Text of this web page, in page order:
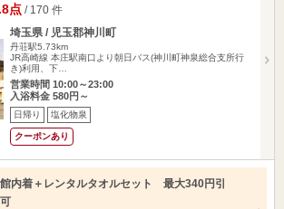
点/ 170 件
埼玉県 / 児玉郡神川町
丹荘駅5.73km
JR高崎線 本庄駅南口より朝日バス(神川町神泉総合支所行
き)利用、下…
営業時間 10:00～23:00
入浴料金 580円～
日帰り 塩化物泉
クーポンあり
内着＋レンタルタオルセット 最大340円引